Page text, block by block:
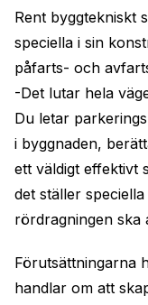
Rent byggtekniskt
speciella i sin
påfarts- och
-Det lutar hela
Du letar
i byggnaden,
ett väldigt effektivt
det ställer
rördragningen ska
Förutsättningarna
handlar om att